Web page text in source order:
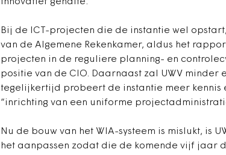
Bij de ICT-projecten die de instantie wel
van de Algemene Rekenkamer, aldus het
projecten in de reguliere planning- en
positie van de CIO. Daarnaast zal UWV minder
tegelijkertijd probeert de instantie meer kennis
“inrichting van een uniforme
Nu de bouw van het WIA-systeem is mislukt, is
het aanpassen zodat die de komende vijf jaar